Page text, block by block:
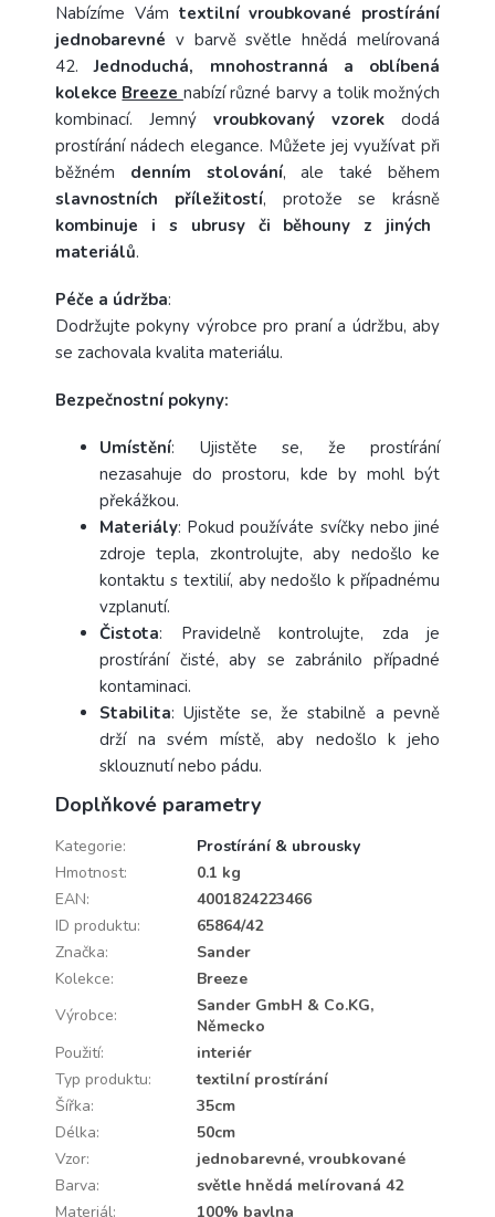
Nabízíme Vám textilní vroubkované prostírání
jednobarevné v barvě světle hnědá melírovaná
42. Jednoduchá, mnohostranná a oblíbená
kolekce Breeze nabízí různé barvy a tolik možných
kombinací. Jemný vroubkovaný vzorek dodá
prostírání nádech elegance. Můžete jej využívat při
běžném denním stolování, ale také během
slavnostních příležitostí, protože se krásně
kombinuje i s ubrusy či běhouny z jiných
materiálů.
Péče a údržba:
Dodržujte pokyny výrobce pro praní a údržbu, aby
se zachovala kvalita materiálu.
Bezpečnostní pokyny:
Umístění: Ujistěte se, že prostírání
nezasahuje do prostoru, kde by mohl být
překážkou.
Materiály: Pokud používáte svíčky nebo jiné
zdroje tepla, zkontrolujte, aby nedošlo ke
kontaktu s textilií, aby nedošlo k případnému
vzplanutí.
Čistota: Pravidelně kontrolujte, zda je
prostírání čisté, aby se zabránilo případné
kontaminaci.
Stabilita: Ujistěte se, že stabilně a pevně
drží na svém místě, aby nedošlo k jeho
sklouznutí nebo pádu.
Doplňkové parametry
Kategorie:
Prostírání & ubrousky
Hmotnost:
0.1 kg
EAN:
4001824223466
ID produktu:
65864/42
Značka:
Sander
Kolekce:
Breeze
Výrobce:
Sander GmbH & Co.KG,
Německo
Použití:
interiér
Typ produktu:
textilní prostírání
Šířka:
35cm
Délka:
50cm
Vzor:
jednobarevné, vroubkované
Barva:
světle hnědá melírovaná 42
Materiál:
100% bavlna